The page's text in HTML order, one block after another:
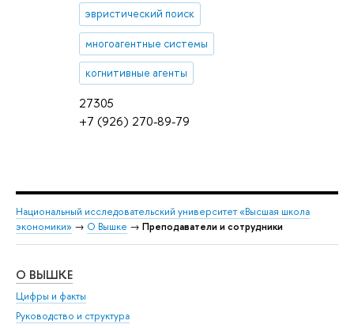
27305
+7 (926) 270-89-79
эвристический поиск
многоагентные системы
когнитивные агенты
Национальный исследовательский университет «Высшая школа
экономики» → О Вышке → Преподаватели и сотрудники
О ВЫШКЕ
Цифры и факты
Руководство и структура